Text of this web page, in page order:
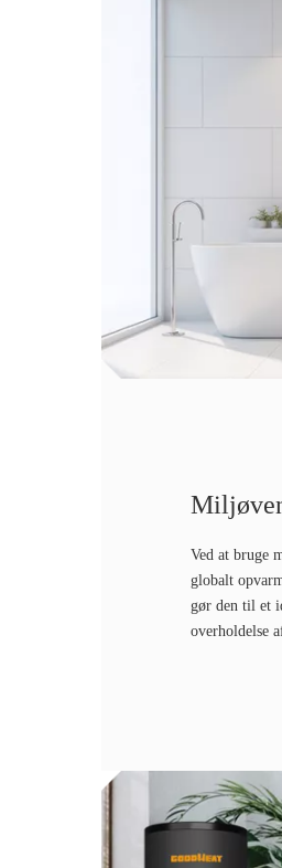
Ved at bruge
globalt
gør den til et
overholdelse